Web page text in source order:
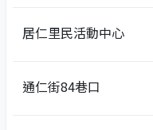
居仁里民活動中心
通仁街84巷口